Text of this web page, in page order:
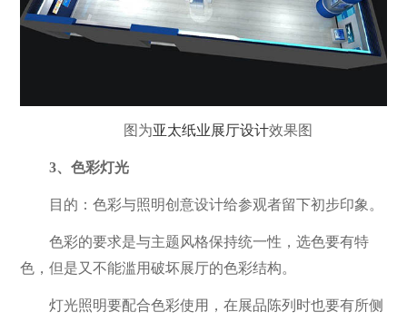
图为亚太纸业展厅设计效果图
3、色彩灯光
目的：色彩与照明创意设计给参观者留下初步印象。
色彩的要求是与主题风格保持统一性，选色要有特
色，但是又不能滥用破坏展厅的色彩结构。
灯光照明要配合色彩使用，在展品陈列时也要有所侧